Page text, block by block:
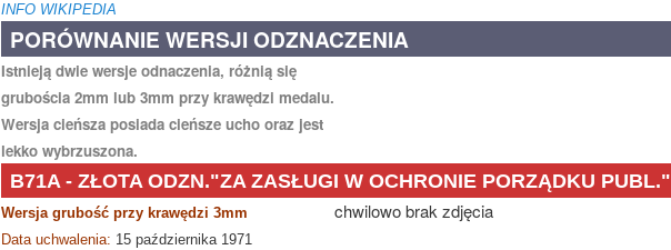
INFO WIKIPEDIA
PORÓWNANIE WERSJI ODZNACZENIA
Istnieją dwie wersje odnaczenia, różnią się
grubościa 2mm lub 3mm przy krawędzi medalu.
Wersja cieńsza posiada cieńsze ucho oraz jest
lekko wybrzuszona.
B71A - ZŁOTA ODZN."ZA ZASŁUGI W OCHRONIE PORZĄDKU PUBL."
Wersja grubość przy krawędzi 3mm
Data uchwalenia: 15 października 1971
chwilowo brak zdjęcia